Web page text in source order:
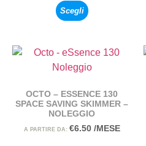
Scegli
OCTO – ESSENCE 130
SPACE SAVING SKIMMER –
NOLEGGIO
A PARTIRE DA: €6.50 /MESE